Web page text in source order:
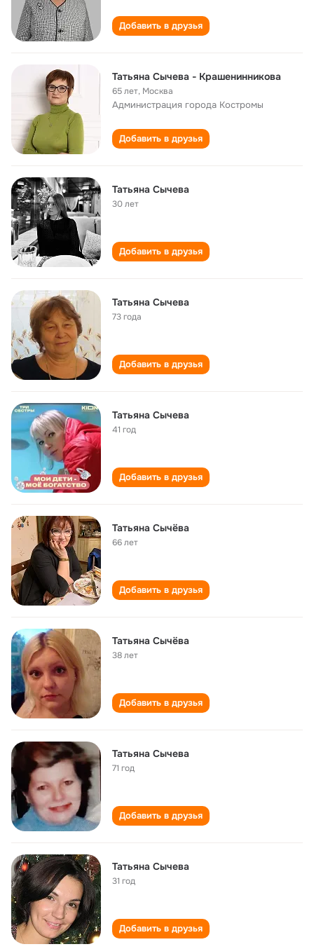
Добавить в друзья
Татьяна Сычева - Крашенинникова
65 лет, Москва
Администрация города Костромы
Добавить в друзья
Татьяна Сычева
30 лет
Добавить в друзья
Татьяна Сычева
73 года
Добавить в друзья
Татьяна Сычева
41 год
Добавить в друзья
Татьяна Сычёва
66 лет
Добавить в друзья
Татьяна Сычёва
38 лет
Добавить в друзья
Татьяна Сычева
71 год
Добавить в друзья
Татьяна Сычева
31 год
Добавить в друзья